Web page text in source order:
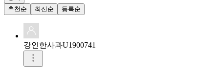
추천순
최신순 등록순
강인한사과U1900741